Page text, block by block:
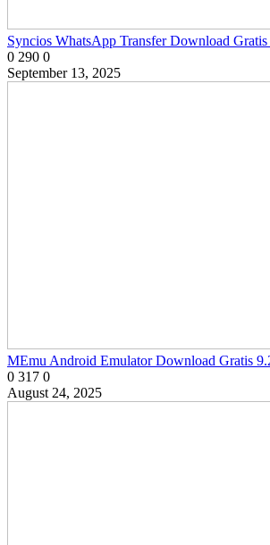
Syncios WhatsApp Transfer Download
0 290 0
September 13, 2025
MEmu Android Emulator Download Gratis
0 317 0
August 24, 2025